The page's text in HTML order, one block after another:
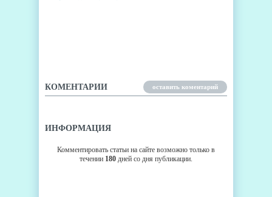
КОМЕНТАРИИ оставить коментарий
ИНФОРМАЦИЯ
Комментировать статьи на сайте возможно только в
течении 180 дней со дня публикации.